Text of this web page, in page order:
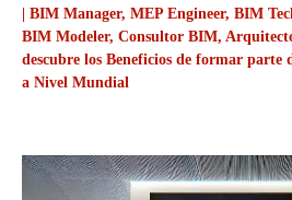
| BIM Manager, MEP Engineer, BIM
BIM Modeler, Consultor BIM,
descubre los Beneficios de formar parte
a Nivel Mundial